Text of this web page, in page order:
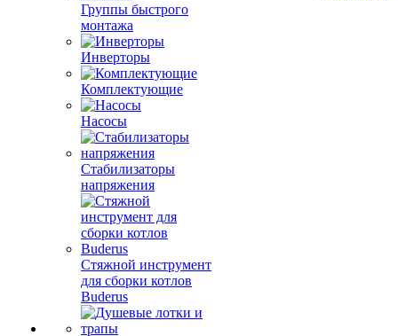
Группы быстрого
монтажа
Инверторы
Комплектующие
Насосы
Стабилизаторы
напряжения
Стяжной инструмент
для сборки котлов
Buderus